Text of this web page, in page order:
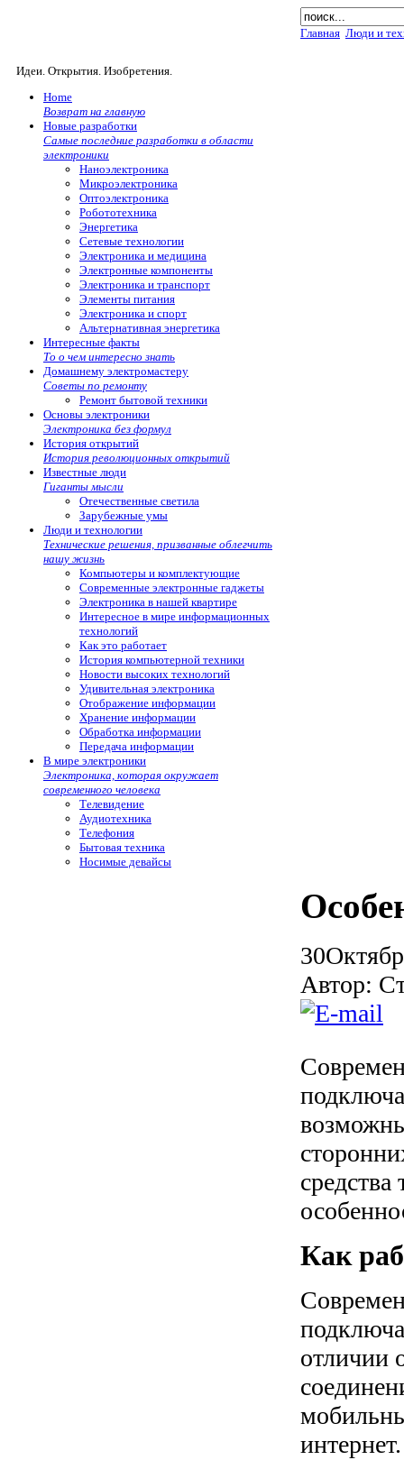
Главная Люди и
Идеи. Открытия. Изобретения.
Home
Возврат на главную
Новые разработки
Самые последние разработки в области
электроники
Наноэлектроника
Микроэлектроника
Оптоэлектроника
Робототехника
Энергетика
Сетевые технологии
Электроника и медицина
Электронные компоненты
Электроника и транспорт
Элементы питания
Электроника и спорт
Альтернативная энергетика
Интересные факты
То о чем интересно знать
Домашнему электромастеру
Советы по ремонту
Ремонт бытовой техники
Основы электроники
Электроника без формул
История открытий
История революционных открытий
Известные люди
Гиганты мысли
Отечественные светила
Зарубежные умы
Люди и технологии
Технические решения, призванные облегчить
нашу жизнь
Компьютеры и комплектующие
Современные электронные гаджеты
Электроника в нашей квартире
Интересное в мире информационных
технологий
Как это работает
История компьютерной техники
Новости высоких технологий
Удивительная электроника
Отображение информации
Хранение информации
Обработка информации
Передача информации
В мире электроники
Электроника, которая окружает
современного человека
Телевидение
Аудиотехника
Телефония
Бытовая техника
Носимые девайсы
30
Автор:
Как
отличии
интернет.